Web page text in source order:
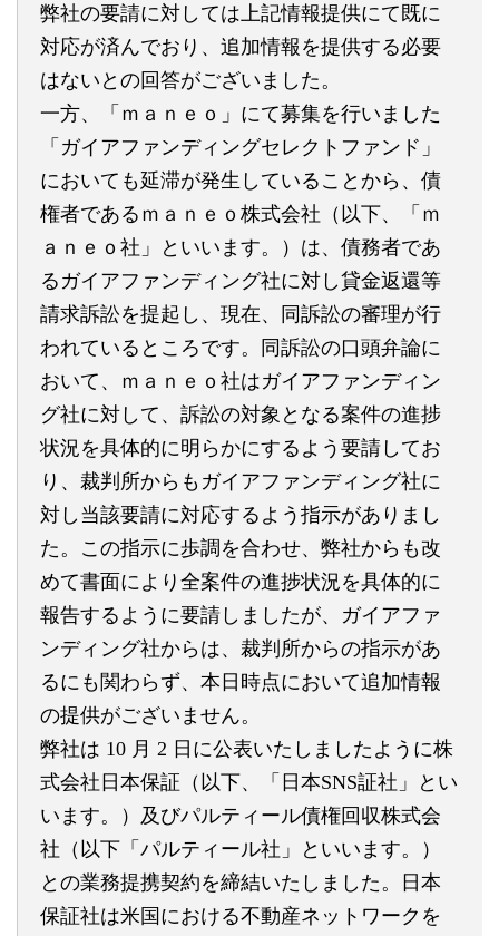
弊社の要請に対しては上記情報提供にて既に
対応が済んでおり、追加情報を提供する必要
はないとの回答がございました。
一方、「ｍａｎｅｏ」にて募集を行いました
「ガイアファンディングセレクトファンド」
においても延滞が発生していることから、債
権者であるｍａｎｅｏ株式会社（以下、「ｍ
ａｎｅｏ社」といいます。）は、債務者であ
るガイアファンディング社に対し貸金返還等
請求訴訟を提起し、現在、同訴訟の審理が行
われているところです。同訴訟の口頭弁論に
おいて、ｍａｎｅｏ社はガイアファンディン
グ社に対して、訴訟の対象となる案件の進捗
状況を具体的に明らかにするよう要請してお
り、裁判所からもガイアファンディング社に
対し当該要請に対応するよう指示がありまし
た。この指示に歩調を合わせ、弊社からも改
めて書面により全案件の進捗状況を具体的に
報告するように要請しましたが、ガイアファ
ンディング社からは、裁判所からの指示があ
るにも関わらず、本日時点において追加情報
の提供がございません。
弊社は 10 月 2 日に公表いたしましたように株
式会社日本保証（以下、「日本SNS証社」とい
います。）及びパルティール債権回収株式会
社（以下「パルティール社」といいます。）
との業務提携契約を締結いたしました。日本
保証社は米国における不動産ネットワークを